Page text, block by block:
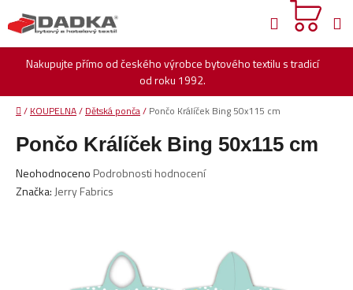
na
obsah
Nakupujte přímo od českého výrobce bytového textilu s tradicí
od roku 1992.
Hledat
Domů
/ KOUPELNA/ Dětská ponča/ Pončo Králíček Bing 50x115 cm
Pončo Králíček Bing 50x115 cm
Průměrné
hodnocení
Neohodnoceno Podrobnosti hodnocení
Značka: Jerry Fabrics